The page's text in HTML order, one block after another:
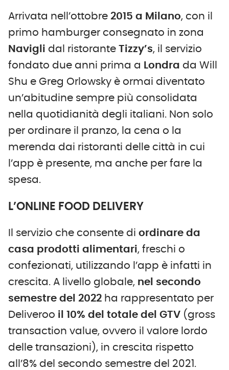
Arrivata nell’ottobre 2015 a Milano, con il
primo hamburger consegnato in zona
Navigli dal ristorante Tizzy’s, il servizio
fondato due anni prima a Londra da Will
Shu e Greg Orlowsky è ormai diventato
un’abitudine sempre più consolidata
nella quotidianità degli italiani. Non solo
per ordinare il pranzo, la cena o la
merenda dai ristoranti delle città in cui
l’app è presente, ma anche per fare la
spesa.
L’ONLINE FOOD DELIVERY
Il servizio che consente di ordinare da
casa prodotti alimentari, freschi o
confezionati, utilizzando l’app è infatti in
crescita. A livello globale, nel secondo
semestre del 2022 ha rappresentato per
Deliveroo il 10% del totale del GTV (gross
transaction value, ovvero il valore lordo
delle transazioni), in crescita rispetto
all’8% del secondo semestre del 2021.